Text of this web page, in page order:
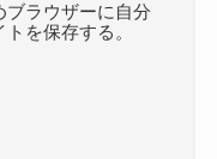
ブラウザーに自分
を保存する。